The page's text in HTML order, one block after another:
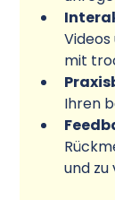
mit
Ihren
und zu